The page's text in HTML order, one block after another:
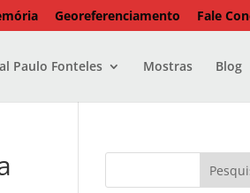
Georeferenciamento Fale
Paulo Fonteles Mostras Blog